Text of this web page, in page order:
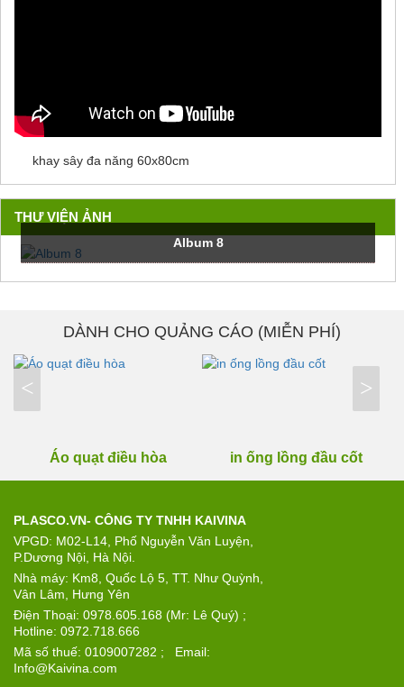
khay sây đa năng 60x80cm
THƯ VIỆN ẢNH
Album 8
DÀNH CHO QUẢNG CÁO (MIỄN PHÍ)
Áo quạt điều hòa in ống lồng đầu cốt
< >
PLASCO.VN- CÔNG TY TNHH KAIVINA
VPGD: M02-L14, Phố Nguyễn Văn Luyện,
P.Dương Nội, Hà Nội.
Nhà máy: Km8, Quốc Lộ 5, TT. Như Quỳnh,
Vân Lâm, Hưng Yên
Điện Thoại: 0978.605.168 (Mr: Lê Quý) ;
Hotline: 0972.718.666
Mã số thuế: 0109007282 ; Email:
Info@Kaivina.com